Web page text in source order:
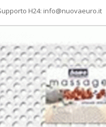
H24: info@nuovaeuro.it